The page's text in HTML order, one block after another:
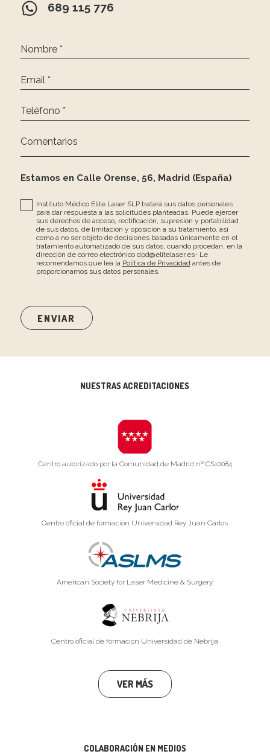
689 115 776
Nombre *
Email *
Teléfono *
Comentarios
Estamos en Calle Orense, 56, Madrid (España)
Instituto Médico Elite Laser SLP tratará sus datos personales
para dar respuesta a las solicitudes planteadas. Puede ejercer
sus derechos de acceso, rectificación, supresión y portabilidad
de sus datos, de limitación y oposición a su tratamiento, así
como a no ser objeto de decisiones basadas únicamente en el
tratamiento automatizado de sus datos, cuando procedan, en la
dirección de correo electrónico dpd@elitelaser.es- Le
recomendamos que lea la Política de Privacidad antes de
proporcionarnos sus datos personales.
NUESTRAS ACREDITACIONES
Centro autorizado por la Comunidad de Madrid nº CS10084
Centro oficial de formación Universidad Rey Juan Carlos
American Society for Laser Medicine & Surgery
Centro oficial de formación Universidad de Nebrija
VER MÁS
COLABORACIÓN EN MEDIOS